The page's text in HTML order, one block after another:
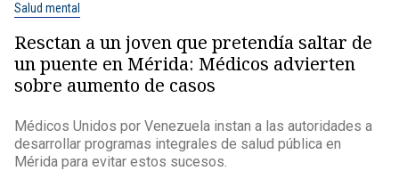
Salud mental
Resctan a un joven que pretendía saltar de
un puente en Mérida: Médicos advierten
sobre aumento de casos
Médicos Unidos por Venezuela instan a las autoridades a
desarrollar programas integrales de salud pública en
Mérida para evitar estos sucesos.